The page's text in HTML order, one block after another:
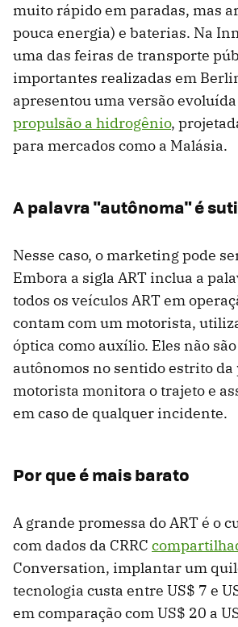
muito rápido em paradas, mas
pouca energia) e baterias. Na
uma das feiras de transporte
importantes realizadas em
apresentou uma versão
propulsão a hidrogênio,
para mercados como a Malásia.
A palavra "autônoma" é
Nesse caso, o marketing pode
Embora a sigla ART inclua a
todos os veículos ART em
contam com um motorista,
óptica como auxílio. Eles não
autônomos no sentido estrito da
motorista monitora o trajeto e
em caso de qualquer incidente.
Por que é mais barato
A grande promessa do ART é o
com dados da CRRC
Conversation, implantar um
tecnologia custa entre US$ 7 e
em comparação com US$ 20 a